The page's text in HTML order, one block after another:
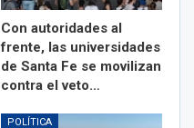
Con autoridades al
frente, las universidades
de Santa Fe se movilizan
contra el veto…
POLÍTICA